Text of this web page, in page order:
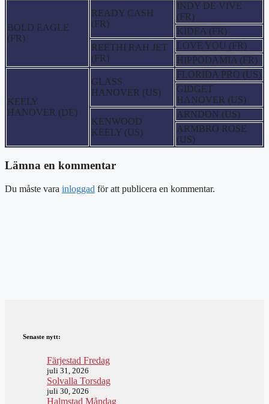
BOLD EAGLE
(FR)
READY CASH
(FR)
INDY DE VIVE
(FR)
KIDEA (FR)
REETHI RAH JET
(FR)
LOVE YOU (FR)
HIPPODAMIA (FR)
KEELY
HANOVER (DE)
GLASS
HANOVER (US)
FLORIDA PRO (US)
GIDGET
HANOVER (US)
KENWOOD
KEELY (US)
ARNDON (US)
ARMBRO ROSE
(US)
Lämna en kommentar
Du måste vara inloggad för att publicera en kommentar.
Senaste nytt:
Färjestad Fredag
juli 31, 2026
Solvalla Torsdag
juli 30, 2026
Halmstad Måndag